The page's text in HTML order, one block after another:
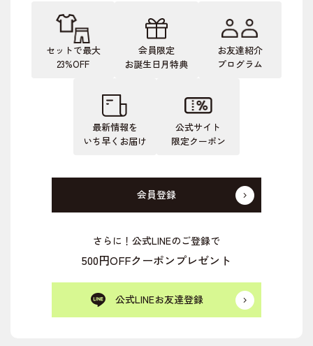
セットで最大
23%OFF
会員限定
お誕生日月特典
お友達紹介
プログラム
最新情報を
いち早くお届け
公式サイト
限定クーポン
会員登録
さらに！公式LINEのご登録で
500円OFFクーポンプレゼント
公式LINEお友達登録